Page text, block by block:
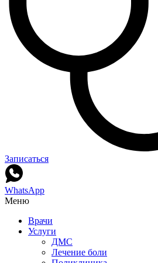
Записаться
WhatsApp
Меню
Врачи
Услуги
ДМС
Лечение боли